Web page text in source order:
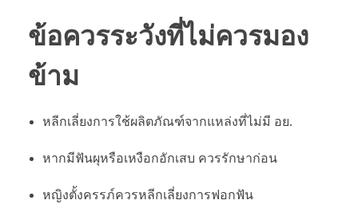
ข้อควรระวังที่ไม่ควรมอง
ข้าม
หลีกเลี่ยงการใช้ผลิตภัณฑ์จากแหล่งที่ไม่มี อย.
หากมีฟันผุหรือเหงือกอักเสบ ควรรักษาก่อน
หญิงตั้งครรภ์ควรหลีกเลี่ยงการฟอกฟัน